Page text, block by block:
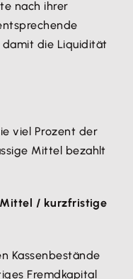
nach ihrer
damit die Liquidität
viel Prozent der
Mittel bezahlt
Mittel / kurzfristige
Kassenbestände
Fremdkapital